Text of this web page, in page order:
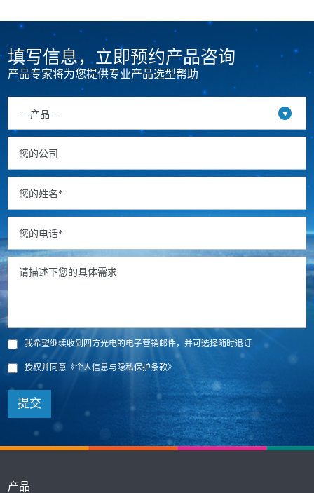
填写信息，立即预约产品咨询
产品专家将为您提供专业产品选型帮助
我希望继续收到四方光电的电子营销邮件，并可选择随时退订
授权并同意 《个人信息与隐私保护条款》
提交
产品